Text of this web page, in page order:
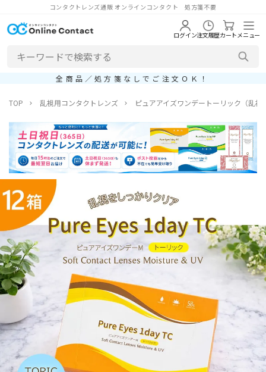
コンタクトレンズ通販 オンラインコンタクト 処方箋不要
ログイン注文履歴カートメニュー
全商品／処方箋なしでご注文ＯＫ！
TOP 乱視用コンタクトレンズ ピュアアイズワンデートーリック（乱視